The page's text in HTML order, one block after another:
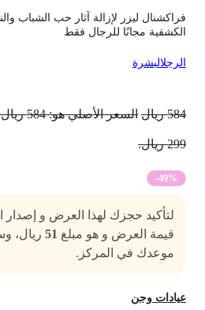
ليزر لإزالة آثار حب الشباب والندب
مجانًا للرجال فقط
البشرة
ريال السعر الأصلي هو: 584 ريال.
-49%
لتأكيد حجزك لهذا العرض و إصدار
قيمة العرض و هو مبلغ51ريال،
موعدك في المركز.
وجن